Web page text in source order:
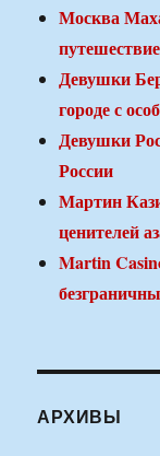
Москва
Девушки
городе с
Девушки
России
Мартин
ценителей
Martin
АРХИВЫ